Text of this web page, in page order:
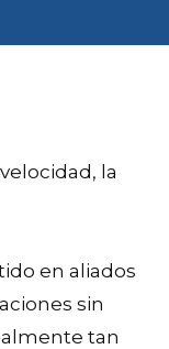
la
en aliados
sin
tan